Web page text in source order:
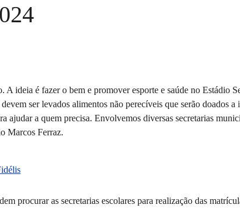
ideia é fazer o bem e promover esporte e saúde no Estádio
ser levados alimentos não perecíveis que serão
ajudar a quem precisa. Envolvemos diversas secretarias
Marcos Ferraz.
procurar as secretarias escolares para realização das